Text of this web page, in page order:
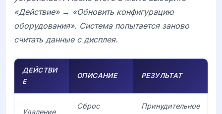
«Действие» → «Обновить конфигурацию
оборудования». Система попытается заново
считать данные с дисплея.
ДЕЙСТВИ
Е
ОПИСАНИЕ РЕЗУЛЬТАТ
Удаление
Сброс
Принудительное